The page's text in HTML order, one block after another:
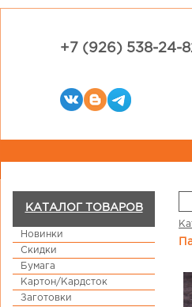
+7 (926) 538-24-
КАТАЛОГ ТОВАРОВ
Новинки
Скидки
Бумага
Картон/Кардсток
Заготовки